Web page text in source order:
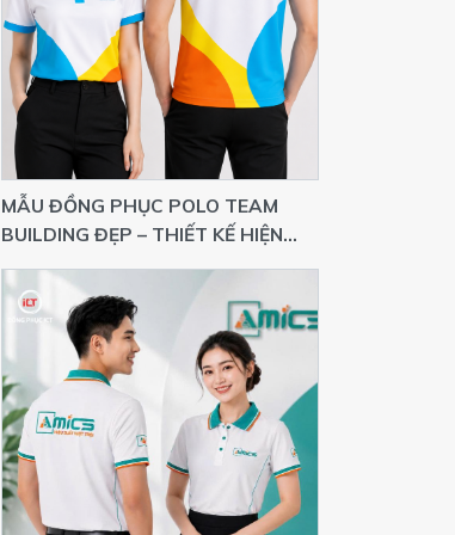
MẪU ĐỒNG PHỤC POLO TEAM
BUILDING ĐẸP – THIẾT KẾ HIỆN
ĐẠI, NỔI BẬT THƯƠNG HIỆU